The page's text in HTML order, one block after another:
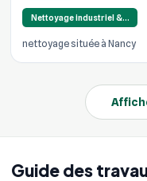
Guide des
Nettoyage industriel &…
nettoyage située à Nancy